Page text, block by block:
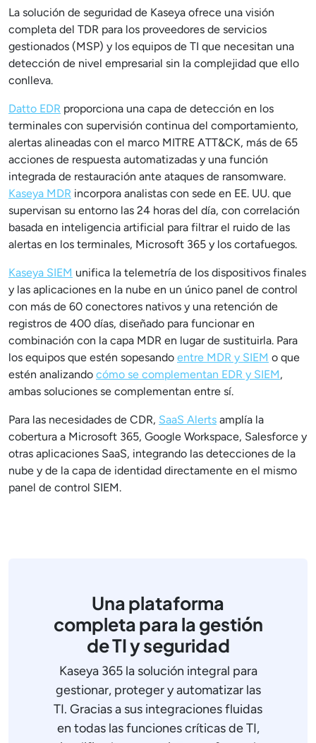
La solución de seguridad de Kaseya ofrece una visión
completa del TDR para los proveedores de servicios
gestionados (MSP) y los equipos de TI que necesitan una
detección de nivel empresarial sin la complejidad que ello
conlleva.
Datto EDR proporciona una capa de detección en los
terminales con supervisión continua del comportamiento,
alertas alineadas con el marco MITRE ATT&CK, más de 65
acciones de respuesta automatizadas y una función
integrada de restauración ante ataques de ransomware.
Kaseya MDR incorpora analistas con sede en EE. UU. que
supervisan su entorno las 24 horas del día, con correlación
basada en inteligencia artificial para filtrar el ruido de las
alertas en los terminales, Microsoft 365 y los cortafuegos.
Kaseya SIEM unifica la telemetría de los dispositivos finales
y las aplicaciones en la nube en un único panel de control
con más de 60 conectores nativos y una retención de
registros de 400 días, diseñado para funcionar en
combinación con la capa MDR en lugar de sustituirla. Para
los equipos que estén sopesando entre MDR y SIEM o que
estén analizando cómo se complementan EDR y SIEM,
ambas soluciones se complementan entre sí.
Para las necesidades de CDR, SaaS Alerts amplía la
cobertura a Microsoft 365, Google Workspace, Salesforce y
otras aplicaciones SaaS, integrando las detecciones de la
nube y de la capa de identidad directamente en el mismo
panel de control SIEM.
Una plataforma
completa para la gestión
de TI y seguridad
Kaseya 365 la solución integral para
gestionar, proteger y automatizar las
TI. Gracias a sus integraciones fluidas
en todas las funciones críticas de TI,